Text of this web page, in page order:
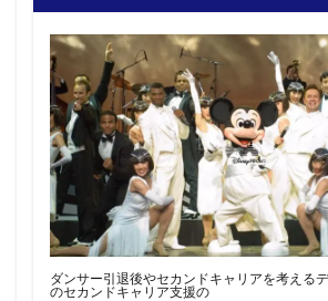
ダンサー引退後やセカンドキャリアを考える
のセカンドキャリア支援の